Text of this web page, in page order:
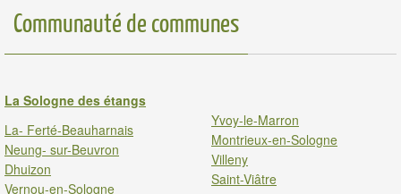
Communauté de communes
La Sologne des étangs
La- Ferté-Beauharnais
Neung- sur-Beuvron
Dhuizon
Vernou-en-Sologne
Yvoy-le-Marron
Montrieux-en-Sologne
Villeny
Saint-Viâtre